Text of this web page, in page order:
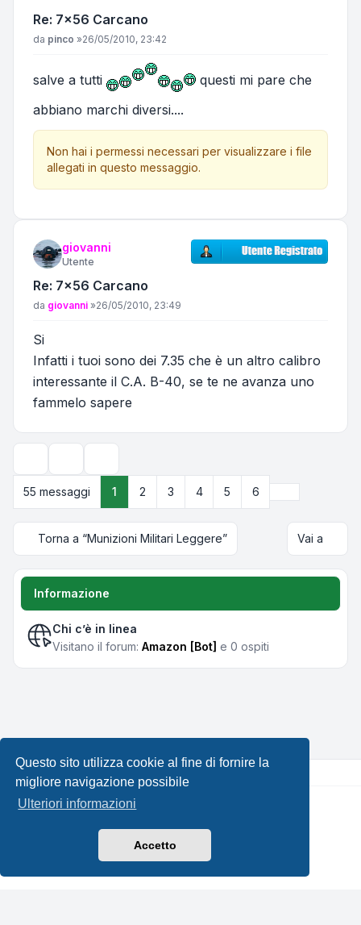
Questo sito utilizza cookie al fine di fornire la
migliore navigazione possibile
Ulteriori informazioni
Accetto
Re: 7x56 Carcano
Messaggio
da pinco »26/05/2010, 23:42
salve a tutti
questi mi pare che
abbiano marchi diversi....
Non hai i permessi necessari per visualizzare i file
allegati in questo messaggio.
giovanni
Utente
Re: 7x56 Carcano
Messaggio
da giovanni »26/05/2010, 23:49
Si
Infatti i tuoi sono dei 7.35 che è un altro calibro
interessante il C.A. B-40, se te ne avanza uno
fammelo sapere
55 messaggi
1 2 3 4 5 6
Torna a “Munizioni Militari Leggere” Vai a
Informazione
Chi c’è in linea
Visitano il forum: Amazon [Bot] e 0 ospiti
Creato daphpBB® Forum Software © phpBB Limited •
Leenoz.com
phpBB-Italia.it
Condizioni|Tutti gli orari sono